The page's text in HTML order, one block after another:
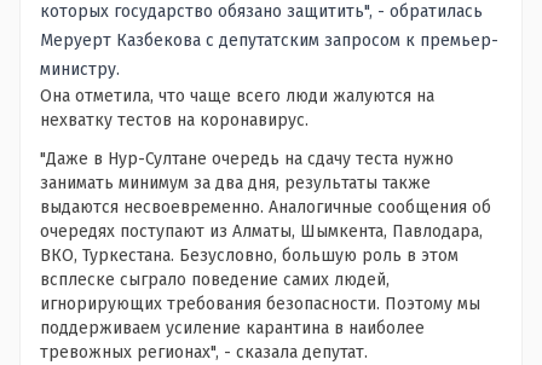
которых государство обязано защитить", - обратилась
Меруерт Казбекова с депутатским запросом к премьер-
министру.
Она отметила, что чаще всего люди жалуются на
нехватку тестов на коронавирус.
"Даже в Нур-Султане очередь на сдачу теста нужно
занимать минимум за два дня, результаты также
выдаются несвоевременно. Аналогичные сообщения об
очередях поступают из Алматы, Шымкента, Павлодара,
ВКО, Туркестана. Безусловно, большую роль в этом
всплеске сыграло поведение самих людей,
игнорирующих требования безопасности. Поэтому мы
поддерживаем усиление карантина в наиболее
тревожных регионах", - сказала депутат.